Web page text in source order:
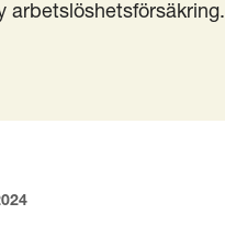
arbetslöshetsförsäkring.